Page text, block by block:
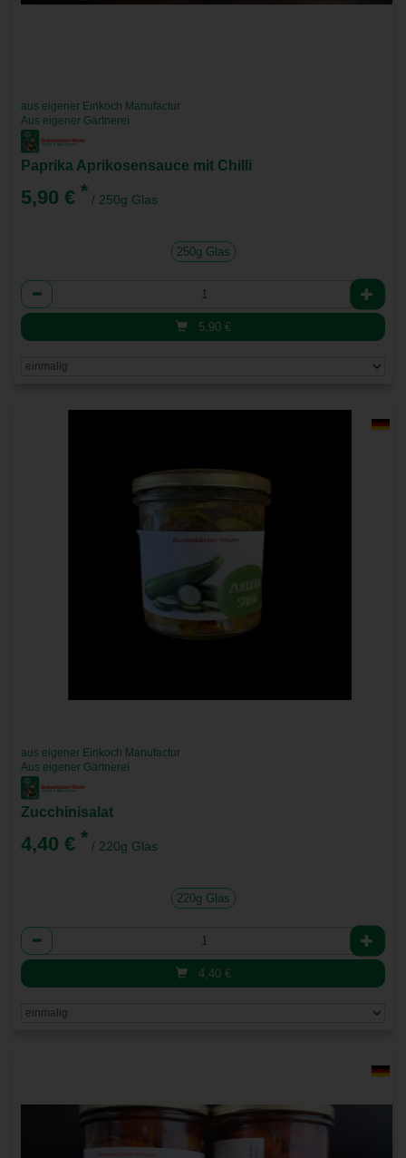
aus eigener Einkoch Manufactur
Aus eigener Gärtnerei
Paprika Aprikosensauce mit Chilli
5,90 € * / 250g Glas
250g Glas
Anzahl
5,90 €
aus eigener Einkoch Manufactur
Aus eigener Gärtnerei
Zucchinisalat
4,40 € * / 220g Glas
220g Glas
Anzahl
4,40 €